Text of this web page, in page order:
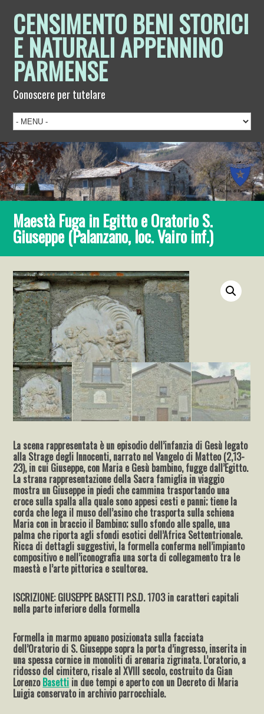
CENSIMENTO BENI STORICI
E NATURALI APPENNINO
PARMENSE
Conoscere per tutelare
Maestà Fuga in Egitto e Oratorio S.
Giuseppe (Palanzano, loc. Vairo inf.)
La scena rappresentata è un episodio dell’infanzia di Gesù legato
alla Strage degli Innocenti, narrato nel Vangelo di Matteo (2,13-
23), in cui Giuseppe, con Maria e Gesù bambino, fugge dall’Egitto.
La strana rappresentazione della Sacra famiglia in viaggio
mostra un Giuseppe in piedi che cammina trasportando una
croce sulla spalla alla quale sono appesi cesti e panni; tiene la
corda che lega il muso dell’asino che trasporta sulla schiena
Maria con in braccio il Bambino; sullo sfondo alle spalle, una
palma che riporta agli sfondi esotici dell’Africa Settentrionale.
Ricca di dettagli suggestivi, la formella conferma nell’impianto
compositivo e nell’iconografia una sorta di collegamento tra le
maestà e l’arte pittorica e scultorea.
ISCRIZIONE: GIUSEPPE BASETTI P.S.D. 1703 in caratteri capitali
nella parte inferiore della formella
Formella in marmo apuano posizionata sulla facciata
dell’Oratorio di S. Giuseppe sopra la porta d’ingresso, inserita in
una spessa cornice in monoliti di arenaria zigrinata. L’oratorio, a
ridosso del cimitero, risale al XVIII secolo, costruito da Gian
LorenzoBasetti in due tempi e aperto con un Decreto di Maria
Luigia conservato in archivio parrocchiale.